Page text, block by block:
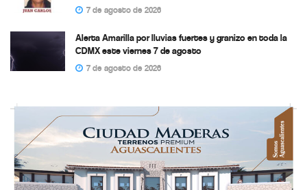
7 de agosto de 2026
Alerta Amarilla por lluvias fuertes y granizo en toda la
CDMX este viernes 7 de agosto
7 de agosto de 2026